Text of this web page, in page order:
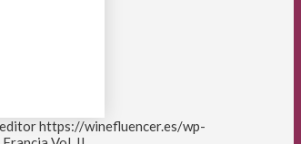
https://winefluencer.es/wp-